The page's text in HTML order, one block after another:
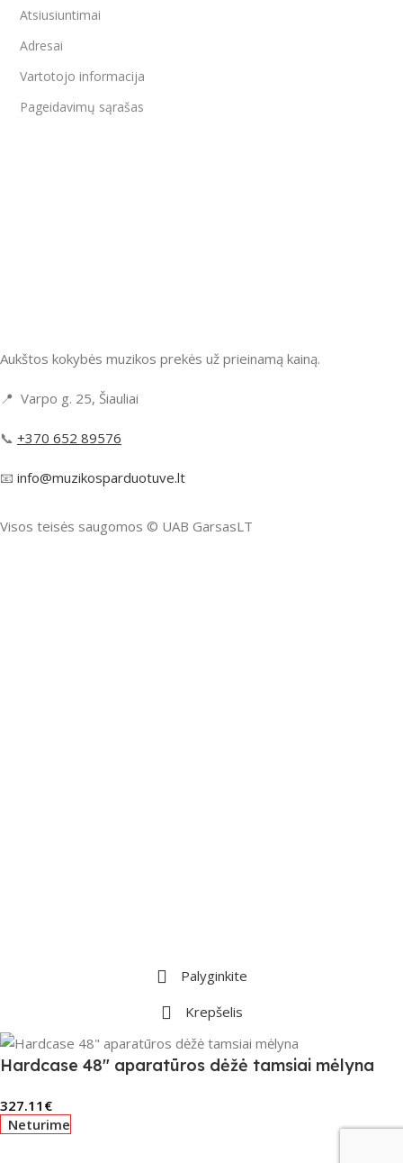
Atsiusiuntimai
Adresai
Vartotojo informacija
Pageidavimų sąrašas
Aukštos kokybės muzikos prekės už prieinamą kainą.
📍 Varpo g. 25, Šiauliai
📞 +370 652 89576
📧 info@muzikosparduotuve.lt
Visos teisės saugomos ©️ UAB GarsasLT
Palyginkite
Krepšelis
Hardcase 48″ aparatūros dėžė tamsiai mėlyna
327.11 €
Neturime